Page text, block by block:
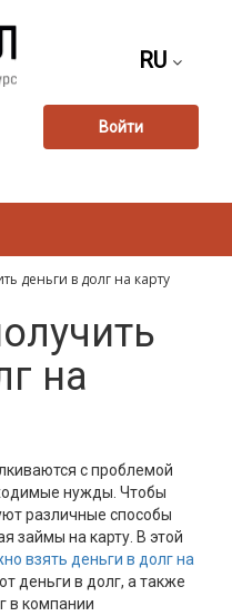
RU
Войти
деньги в долг на карту
на
с проблемой
нужды. Чтобы
различные способы
займы на карту. В этой
взять деньги в долг на
деньги в долг, а также
в компании